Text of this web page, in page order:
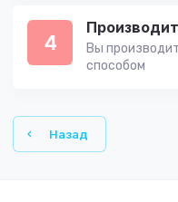
4
Вы
способом
Назад